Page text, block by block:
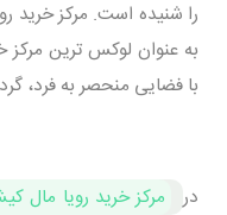
را شنیده است. مرکز خرید
به عنوان لوکس ترین
با فضایی منحصر به فرد،
در مرکز خرید رویا مال